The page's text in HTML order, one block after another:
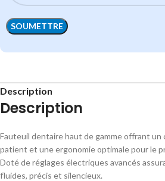
Description
Description
Fauteuil dentaire haut de gamme offrant
patient et une ergonomie optimale pour le
Doté de réglages électriques avancés
fluides, précis et silencieux.